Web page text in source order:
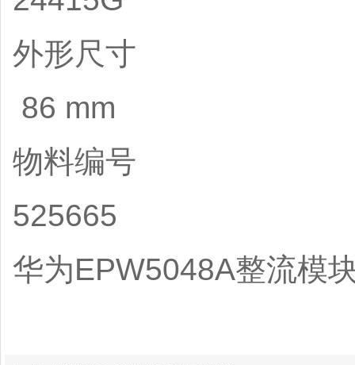
外形尺寸
86 mm
物料编号
525665
华为EPW5048A整流模